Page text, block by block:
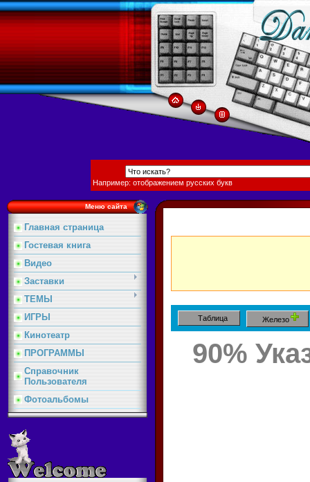
Например: отображением русских букв
Меню сайта
Главная страница
Гостевая книга
Видео
Заставки
ТЕМЫ
ИГРЫ
Кинотеатр
ПРОГРАММЫ
Cправочник
Пользователя
Фотоальбомы
Таблица Железо
90%